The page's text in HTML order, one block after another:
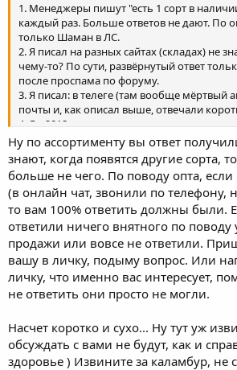
1. Менеджеры пишут "есть 1 сорт в
каждый раз. Больше ответов не дают. По
только Шаман в ЛС.
2. Я писал на разных сайтах (складах) не
чему-то? По сути, развёрнутый ответ
после проспама по форуму.
3. Я писал: в телеге (там вообще мёртвый
почты и, как описал выше, отвечали
4. Я с 2018 года у вас заказываю семена,
учётки то?)))
UPD по учётке: сейчас попробовал зайти -
система затроила. Не давала даже
имейлу.
Ладно, будем ждать тогда. Очень жаль.
ассортимент в полной мере, закажу себе
Ну по ассортименту вы ответ
знают, когда появятся другие сорта,
больше не чего. По поводу опта,
(в онлайн чат, звонили по телефону,
то вам 100% ответить должны были.
ответили ничего внятного по поводу
продажи или вовсе не ответили.
вашу в личку, подыму вопрос. Или
личку, что именно вас интересует,
не ответить они просто не могли.
Насчет коротко и сухо... Ну тут уж
обсуждать с вами не будут, как и
здоровье ) Извините за каламбур, не